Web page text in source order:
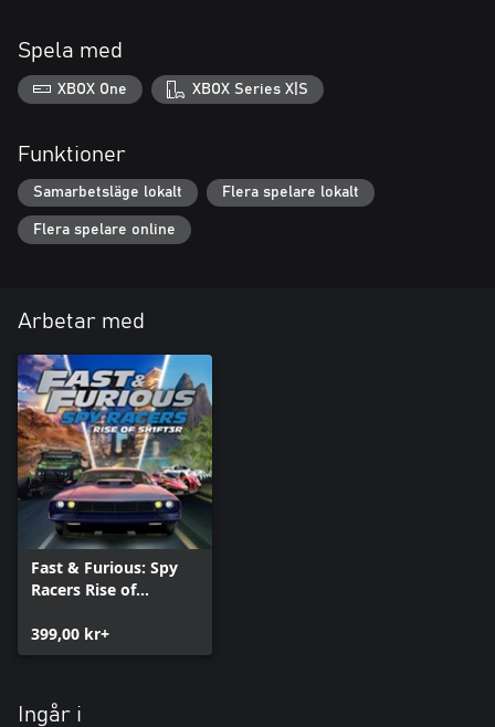
Spela med
XBOX One XBOX Series X|S
Funktioner
Samarbetsläge lokalt Flera spelare lokalt
Flera spelare online
Arbetar med
Fast & Furious: Spy
Racers Rise of
399,00 kr+
Ingår i